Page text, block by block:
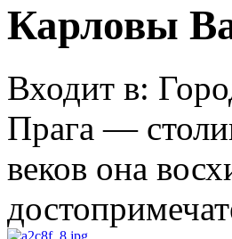
Карловы
Входит в:
Прага —
веков она